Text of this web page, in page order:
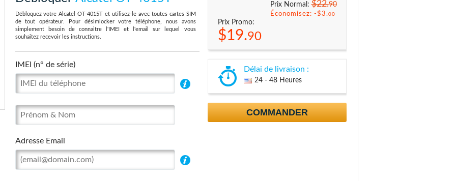
Débloquez votre Alcatel OT-4015T et utilisez-le avec toutes cartes SIM
de tout opérateur. Pour désimlocker votre téléphone, nous avons
simplement besoin de connaitre l'IMEI et l'email sur lequel vous
souhaitez recevoir les instructions.
IMEI (n° de série)
Adresse Email
Prix Normal:$22.90
Économisez: -$3.00
Prix Promo:
$19.90
Délai de livraison :
24 - 48 Heures
COMMANDER